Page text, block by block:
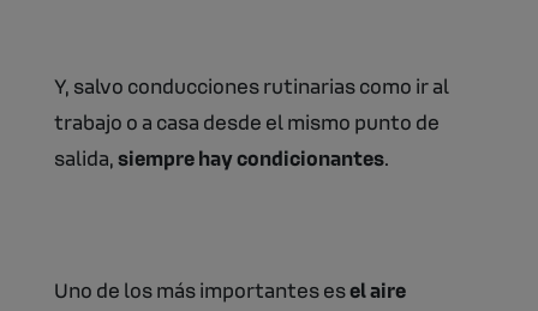
Y, salvo conducciones rutinarias como ir al
trabajo o a casa desde el mismo punto de
salida,siempre hay condicionantes.
Uno de los más importantes esel aire